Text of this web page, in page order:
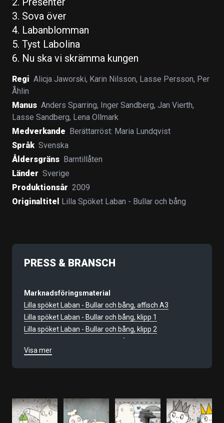
3. Sova över
4. Labanblomman
5. Tyst Labolina
6. Nu ska vi skrämma kungen
Regi Alicja Jaworski, Karin Nilsson, Lasse Persson, Per
Åhlin
Manus Anders Sparring, Inger Sandberg, Jan Vierth,
Lasse Sandberg, Lena Ollmark
Medverkande Berättarröst: Maria Lundqvist
Språk Svenska
Åldersgräns Barntillåten
Länder Sverige
Produktionsår 2009
Originaltitel Lilla Spöket Laban - Bullar och bång
PRESS & BRANSCH
Marknadsföringsmaterial
Lilla spöket Laban - Bullar och bång, affisch A3
Lilla spöket Laban - Bullar och bång, klipp 1
Lilla spöket Laban - Bullar och bång, klipp 2
Lilla spöket Laban – med bullar och bång annons 2x20
plugg
Visa mer